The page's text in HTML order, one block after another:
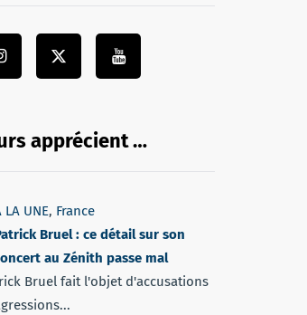
apprécient …
LA UNE, France
Bruel : ce détail sur son
au Zénith passe mal
Bruel fait l'objet d'accusations